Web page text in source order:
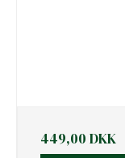
449,00 DKK